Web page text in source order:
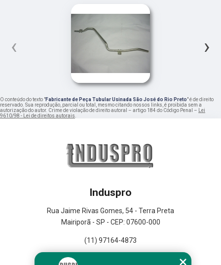
‹ ›
O conteúdo do texto "Fabricante de Peça Tubular Usinada São José do Rio Preto" é de direito
reservado. Sua reprodução, parcial ou total, mesmo citando nossos links, é proibida sem a
autorização do autor. Crime de violação de direito autoral – artigo 184 do Código Penal – Lei
9610/98 - Lei de direitos autorais.
Induspro
Rua Jaime Rivas Gomes, 54 - Terra Preta
Mairiporã - SP - CEP: 07600-000
(11) 97164-4873